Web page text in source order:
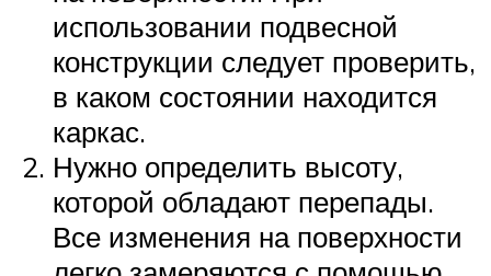
использовании подвесной
конструкции следует проверить,
в каком состоянии находится
каркас.
Нужно определить высоту,
которой обладают перепады.
Все изменения на поверхности